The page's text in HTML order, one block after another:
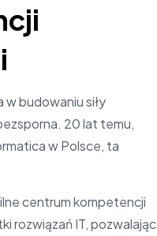
w budowaniu siły
20 lat temu,
w Polsce, ta
centrum kompetencji
rozwiązań IT, pozwalając